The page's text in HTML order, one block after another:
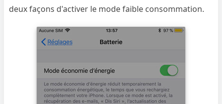
deux façons d'activer le mode faible consommation.